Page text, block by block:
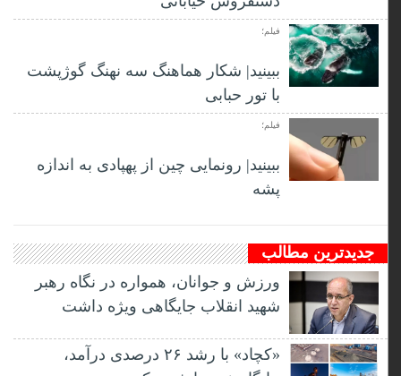
فیلم؛
ببینید| شکار هماهنگ سه نهنگ گوژپشت
با تور حبابی
فیلم؛
ببینید| رونمایی چین از پهپادی به اندازه
پشه
جدیدترین مطالب
ورزش و جوانان، همواره در نگاه رهبر
شهید انقلاب جایگاهی ویژه داشت
«کچاد» با رشد ۲۶ درصدی درآمد،